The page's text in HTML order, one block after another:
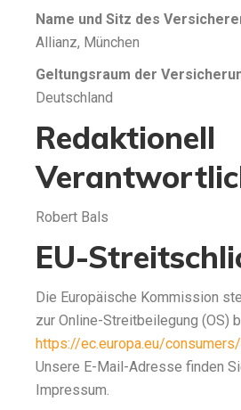
Name und Sitz des
Allianz, München
Geltungsraum der
Deutschland
Redaktionell
Robert Bals
EU-
Die Europäische Kommission
zur Online-Streitbeilegung (OS)
https://ec.europa.eu/
Unsere E-Mail-Adresse finden
Impressum.